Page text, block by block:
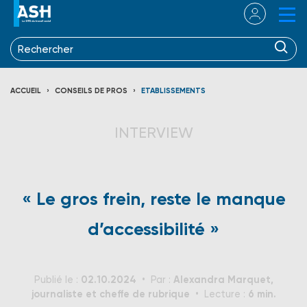
ACCUEIL CONSEILS DE PROS ETABLISSEMENTS
INTERVIEW
« Le gros frein, reste le manque
d’accessibilité »
Publié le : 02.10.2024 Par : Alexandra Marquet,
journaliste et cheffe de rubrique
Lecture : 6 min.